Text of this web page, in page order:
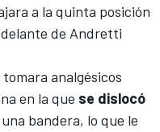
a la quinta posición
de Andretti
analgésicos
en la que se dislocó
bandera, lo que le